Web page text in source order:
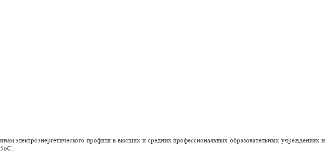
электроэнергетического профиля в высших и средних профессиональных образовательных учреждениях и